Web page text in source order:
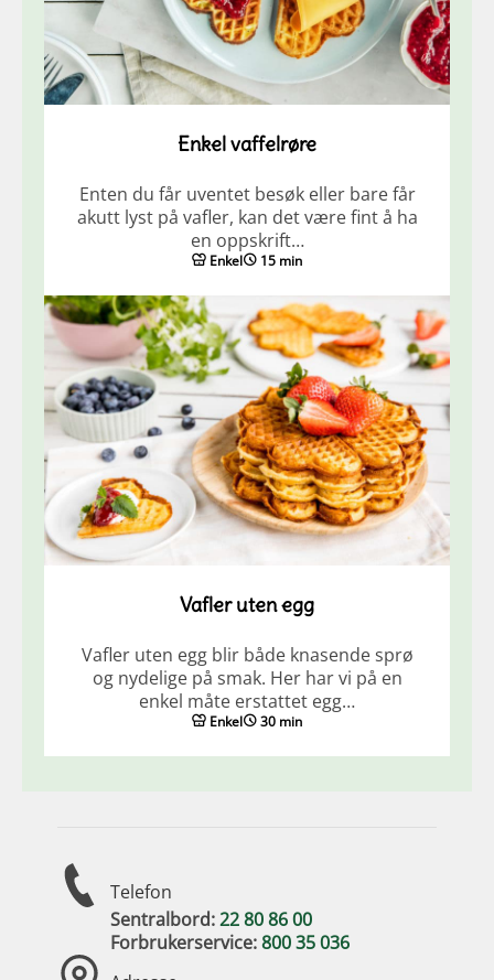
Enkel vaffelrøre
Enten du får uventet besøk eller bare får
akutt lyst på vafler, kan det være fint å ha
en oppskrift…
Enkel 15 min
Vafler uten egg
Vafler uten egg blir både knasende sprø
og nydelige på smak. Her har vi på en
enkel måte erstattet egg…
Enkel 30 min
Telefon
Sentralbord:22 80 86 00
Forbrukerservice:800 35 036